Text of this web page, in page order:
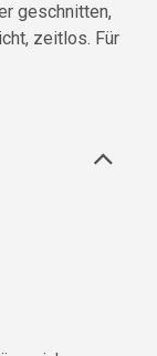
geschnitten,
zeitlos. Für